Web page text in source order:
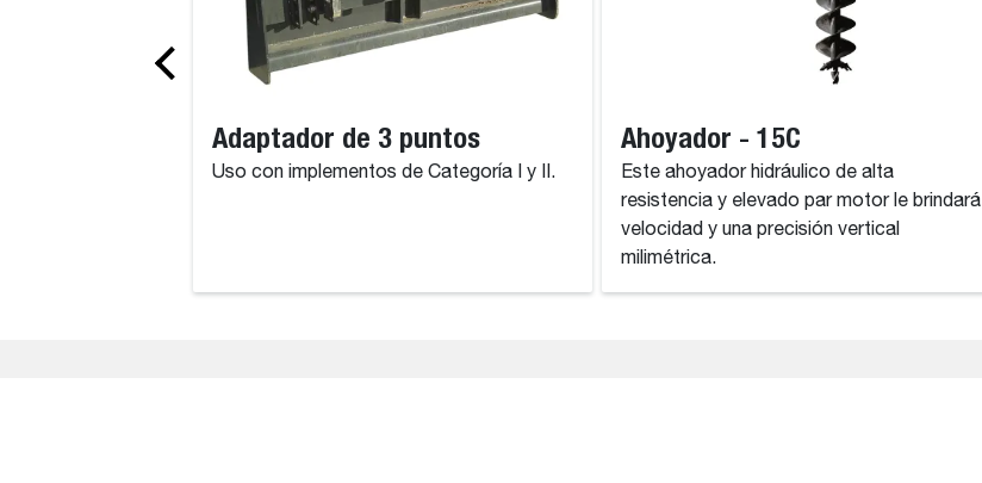
Adaptador de 3 puntos
Uso con implementos de Categoría I y II.
Ahoyador - 15C
Este ahoyador hidráulico de alta
resistencia y elevado par motor le brindará
velocidad y una precisión vertical
milimétrica.